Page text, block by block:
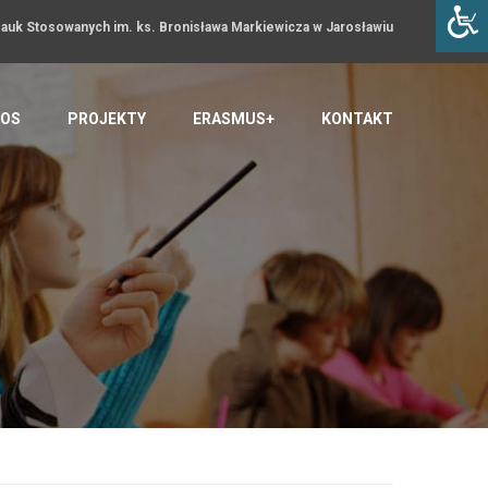
Stosowanych im. ks. Bronisława Markiewicza w Jarosławiu
PROJEKTY ERASMUS+ KONTAKT